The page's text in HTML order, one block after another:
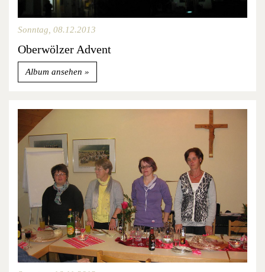
Sonntag, 08.12.2013
Oberwölzer Advent
Album ansehen